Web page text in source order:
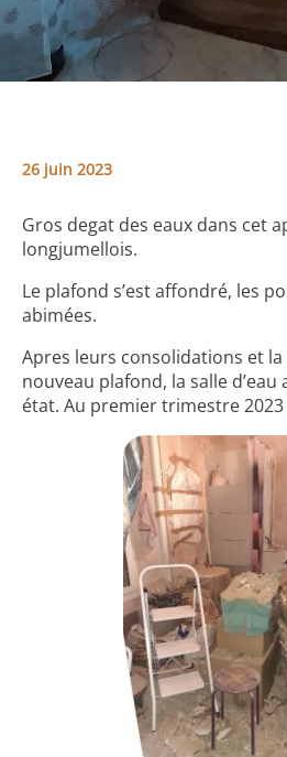
26 juin 2023
Gros degat des eaux dans cet
longjumellois.
Le plafond s’est affondré, les
abimées.
Apres leurs consolidations et la
nouveau plafond, la salle
état. Au premier trimestre 2023